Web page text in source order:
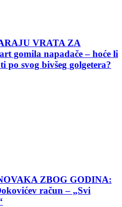
VRATA ZA
gomila napadače – hoće li
po svog bivšeg golgetera?
ZBOG GODINA:
račun – „Svi